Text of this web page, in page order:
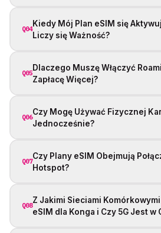
Q04
Kiedy Mój Plan eSIM się
Liczy się Ważność?
Q05
Dlaczego Muszę Włączyć
Zapłacę Więcej?
Q06
Czy Mogę Używać Fizycznej
Jednocześnie?
Q07
Czy Plany eSIM Obejmują
Hotspot?
Q08
Z Jakimi Sieciami
eSIM dla Konga i Czy 5G Jest w